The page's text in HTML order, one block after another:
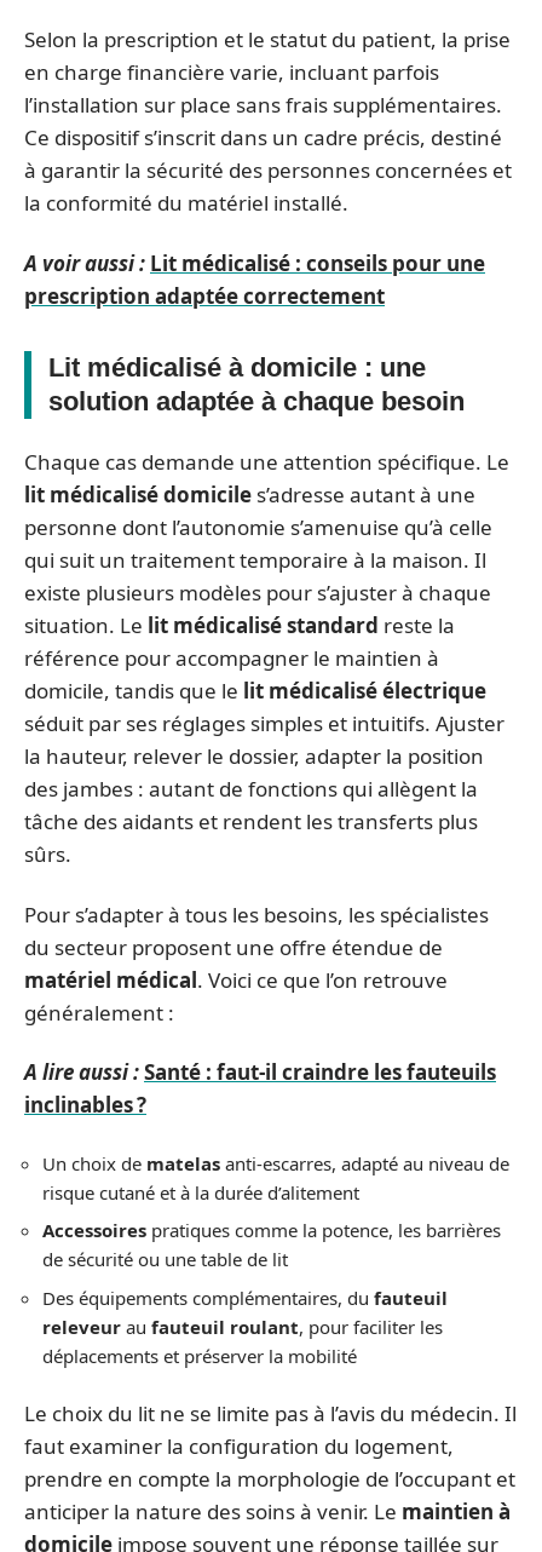
Selon la prescription et le statut du patient, la prise
en charge financière varie, incluant parfois
l’installation sur place sans frais supplémentaires.
Ce dispositif s’inscrit dans un cadre précis, destiné
à garantir la sécurité des personnes concernées et
la conformité du matériel installé.
A voir aussi : Lit médicalisé : conseils pour une
prescription adaptée correctement
Lit médicalisé à domicile : une
solution adaptée à chaque besoin
Chaque cas demande une attention spécifique. Le
lit médicalisé domicile s’adresse autant à une
personne dont l’autonomie s’amenuise qu’à celle
qui suit un traitement temporaire à la maison. Il
existe plusieurs modèles pour s’ajuster à chaque
situation. Le lit médicalisé standard reste la
référence pour accompagner le maintien à
domicile, tandis que le lit médicalisé électrique
séduit par ses réglages simples et intuitifs. Ajuster
la hauteur, relever le dossier, adapter la position
des jambes : autant de fonctions qui allègent la
tâche des aidants et rendent les transferts plus
sûrs.
Pour s’adapter à tous les besoins, les spécialistes
du secteur proposent une offre étendue de
matériel médical. Voici ce que l’on retrouve
généralement :
A lire aussi :Santé : faut-il craindre les fauteuils
inclinables ?
Un choix de matelas anti-escarres, adapté au niveau de
risque cutané et à la durée d’alitement
Accessoires pratiques comme la potence, les barrières
de sécurité ou une table de lit
Des équipements complémentaires, du fauteuil
releveur au fauteuil roulant, pour faciliter les
déplacements et préserver la mobilité
Le choix du lit ne se limite pas à l’avis du médecin. Il
faut examiner la configuration du logement,
prendre en compte la morphologie de l’occupant et
anticiper la nature des soins à venir. Le maintien à
domicile impose souvent une réponse taillée sur